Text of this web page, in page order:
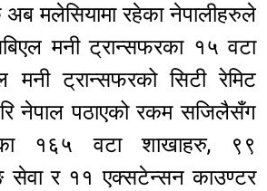
अब मलेसियामा रहेका नेपालीहरुले
मनी ट्रान्सफरका १५ वटा
मनी ट्रान्सफरको सिटी रेमिट
नेपाल पठाएको रकम सजिलैसँग
१६५ वटा शाखाहरु, ९९
सेवा र ११ एक्सटेन्सन काउण्टर